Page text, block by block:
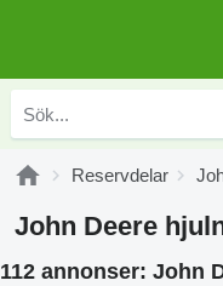
Reservdelar
John Deere
112 annonser: John